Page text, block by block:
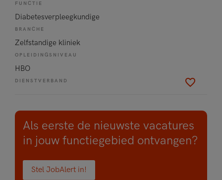
FUNCTIE
Diabetesverpleegkundige
BRANCHE
Zelfstandige kliniek
OPLEIDINGSNIVEAU
HBO
DIENSTVERBAND
Als eerste de nieuwste vacatures
in jouw functiegebied ontvangen?
Stel JobAlert in!